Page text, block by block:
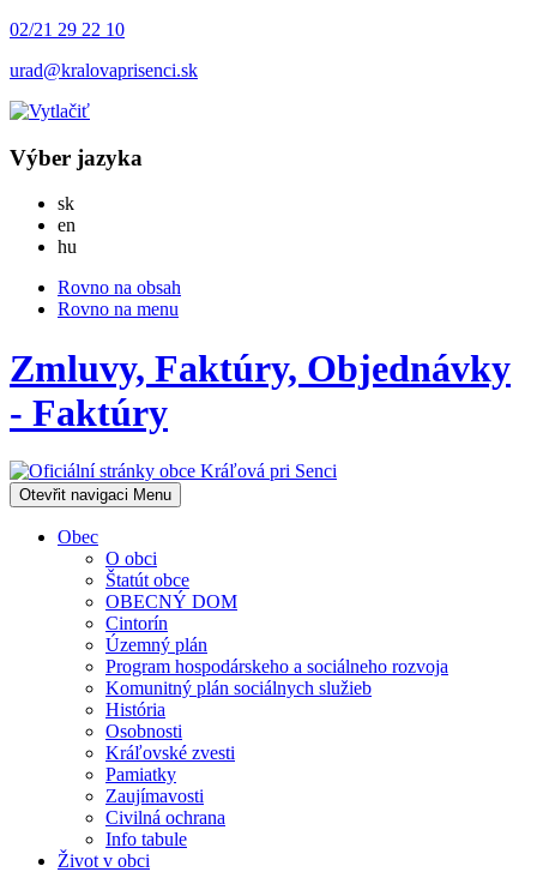
02/21 29 22 10
urad@kralovaprisenci.sk
Výber jazyka
skSlovensky
en
hu
Rovno na obsah
Rovno na menu
Zmluvy, Faktúry, Objednávky
- Faktúry
Otevřit navigaci Menu
Obec
O obci
Štatút obce
OBECNÝ DOM
Cintorín
Územný plán
Program hospodárskeho a sociálneho rozvoja
Komunitný plán sociálnych služieb
História
Osobnosti
Kráľovské zvesti
Pamiatky
Zaujímavosti
Civilná ochrana
Info tabule
Život v obci